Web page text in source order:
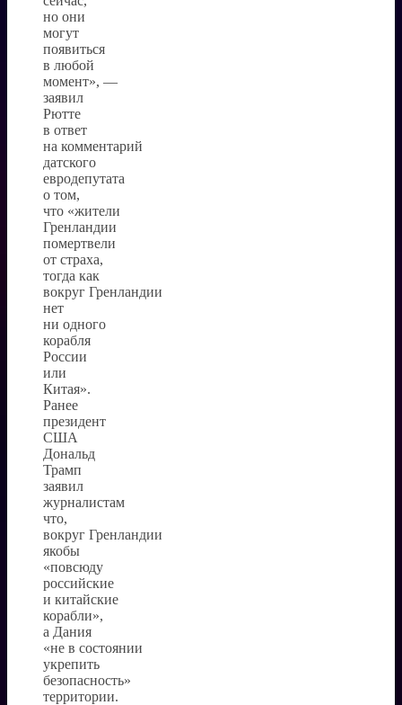
но они
могут
появиться
в любой
момент», —
заявил
Рютте
в ответ
на комментарий
датского
евродепутата
о том,
что «жители
Гренландии
помертвели
от страха,
тогда как
вокруг Гренландии
нет
ни одного
корабля
России
или
Китая».
Ранее
президент
США
Дональд
Трамп
заявил
журналистам
что,
вокруг Гренландии
якобы
«повсюду
российские
и китайские
корабли»,
а Дания
«не в состоянии
укрепить
безопасность»
территории.